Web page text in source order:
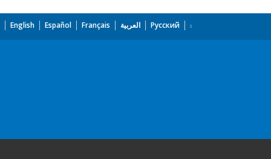
English Español Français العربية Русский